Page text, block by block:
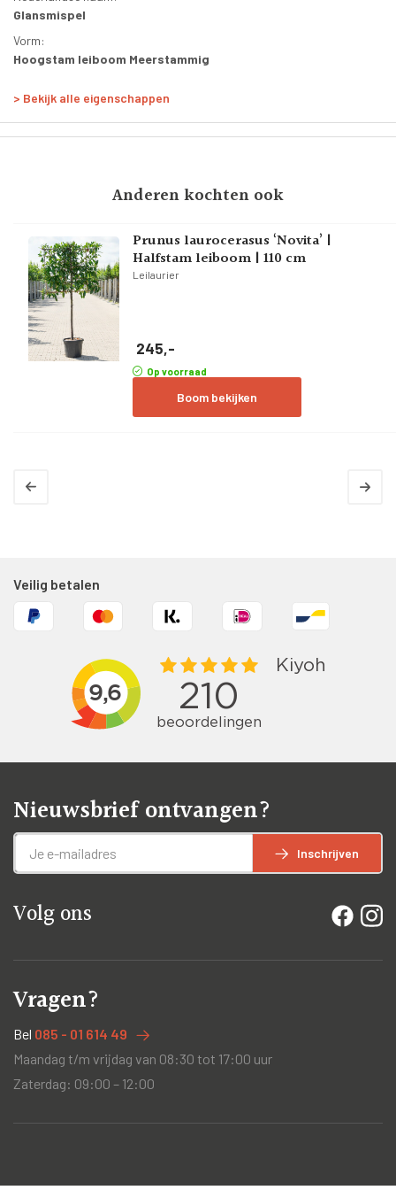
Glansmispel
Vorm:
Hoogstam leiboom Meerstammig
5 jaar
Breedte vorm:
120 cm
Hoogte begin takken:
180 - 200 cm
Totale hoogte:
> Bekijk alle eigenschappen
Anderen kochten ook
Prunus laurocerasus ‘Novita’ |
Halfstam leiboom | 110 cm
Leilaurier
245,-
Op voorraad
Boom bekijken
Veilig betalen
Nieuwsbrief ontvangen?
Inschrijven
Volg ons
Vragen?
Bel 085 - 01 614 49
Maandag t/m vrijdag van 08:30 tot 17:00 uur
Zaterdag: 09:00 – 12:00